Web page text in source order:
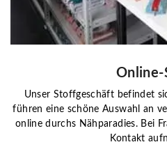
Online-
Unser Stoffgeschäft befindet
führen eine schöne Auswahl an
online durchs Nähparadies. Bei
Kontakt